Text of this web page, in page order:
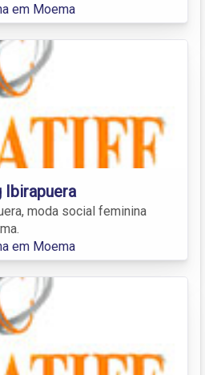
em Moema
moda social feminina
em Moema